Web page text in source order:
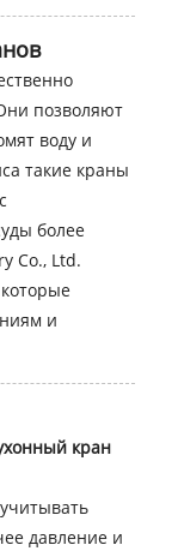
позволяют
воду и
такие краны
более
Co., Ltd.
и
кран
давление и